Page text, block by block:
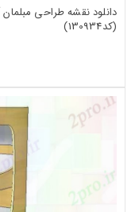
دانلود نقشه طراحی
(کد130934)